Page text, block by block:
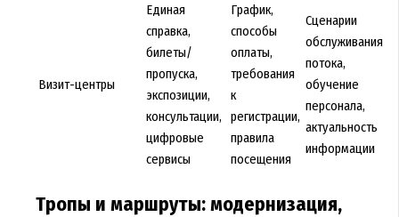
Визит-центры
Единая
справка,
билеты/
пропуска,
экспозиции,
консультации,
цифровые
сервисы
График,
способы
оплаты,
требования
к
регистрации,
правила
посещения
Сценарии
обслуживания
потока,
обучение
персонала,
актуальность
информации
Тропы и маршруты: модернизация,